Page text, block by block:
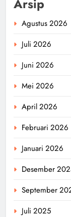
Arsip
Agustus 2026
Juli 2026
Juni 2026
Mei 2026
April 2026
Februari 2026
Januari 2026
Desember
September
Juli 2025